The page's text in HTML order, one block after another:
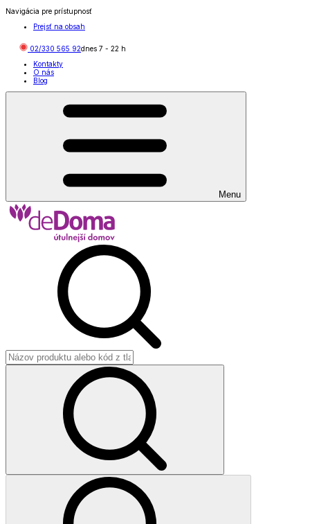
Navigácia pre prístupnosť
Prejsť na obsah
02/330 565 92dnes 7 - 22 h
Kontakty
O nás
Blog
Menu